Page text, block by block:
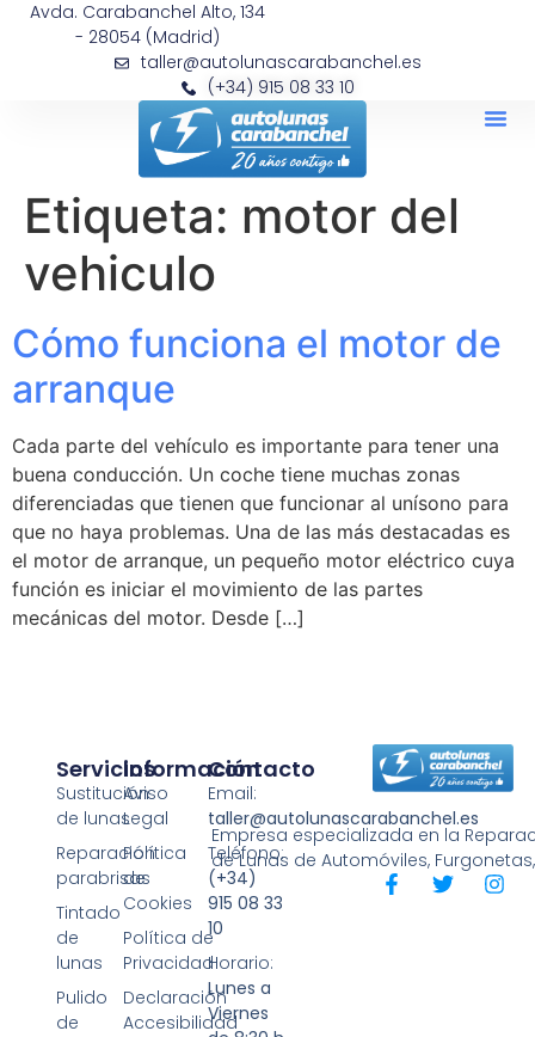
Avda. Carabanchel Alto, 134
- 28054 (Madrid)
taller@autolunascarabanchel.es
(+34) 915 08 33 10
Etiqueta: motor del
vehiculo
Cómo funciona el motor de
arranque
Cada parte del vehículo es importante para tener una
buena conducción. Un coche tiene muchas zonas
diferenciadas que tienen que funcionar al unísono para
que no haya problemas. Una de las más destacadas es
el motor de arranque, un pequeño motor eléctrico cuya
función es iniciar el movimiento de las partes
mecánicas del motor. Desde […]
Empresa especializada en la
de Lunas de Automóviles,
Servicios
Sustitución
de lunas
Reparación
parabrisas
Tintado
de
lunas
Pulido
de
Información
Aviso
Legal
Política
de
Cookies
Política de
Privacidad
Declaración
Accesibilidad
Contacto
Email:
taller@autolunascarabanchel.es
Teléfono:
(+34)
915 08 33
10
Horario:
Lunes a
Viernes